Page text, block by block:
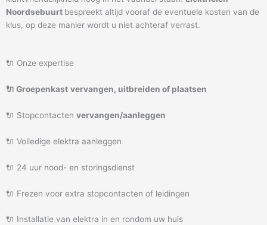
Noordsebuurt bespreekt altijd vooraf de eventuele kosten van de
klus, op deze manier wordt u niet achteraf verrast.
🔌 Onze expertise
🔌 Groepenkast vervangen, uitbreiden of plaatsen
🔌 Stopcontacten vervangen/aanleggen
🔌 Volledige elektra aanleggen
🔌 24 uur nood- en storingsdienst
🔌 Frezen voor extra stopcontacten of leidingen
🔌 Installatie van elektra in en rondom uw huis